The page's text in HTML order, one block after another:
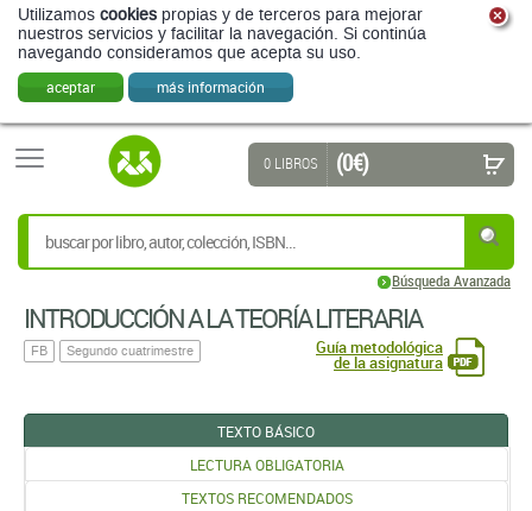
Utilizamos cookies propias y de terceros para mejorar
nuestros servicios y facilitar la navegación. Si continúa
navegando consideramos que acepta su uso.
aceptar más información
Búsqueda Avanzada
0 LIBROS (0 €)
INTRODUCCIÓN A LA TEORÍA LITERARIA
FB Segundo cuatrimestre Guía metodológica
de la asignatura
TEXTO BÁSICO
LECTURA OBLIGATORIA
TEXTOS RECOMENDADOS